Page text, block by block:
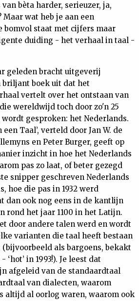
bèta harder, serieuzer, ja,
Maar wat heb je aan een
bomvol staat met cijfers maar
duiding - het verhaal in taal -
geleden bracht uitgeverij
briljant boek uit dat het
vertelt over het ontstaan van
wereldwijd toch door zo'n 25
gesproken: het Nederlands.
Taal’, verteld door Jan W. de
en Peter Burger, geeft op
inzicht in hoe het Nederlands
pas zo laat, of beter gezegd
snipper geschreven Nederlands
hoe die pas in 1932 werd
dan ook nog eens in de kantlijn
rond het jaar 1100 in het Latijn.
door andere talen werd en wordt
varianten die taal heeft bestaan
(bijvoorbeeld als bargoens, bekakt
‘hot’ in 1993!). Je leest dat
afgeleid van de standaardtaal
van dialecten, waarom
altijd al oorlog waren, waarom ook